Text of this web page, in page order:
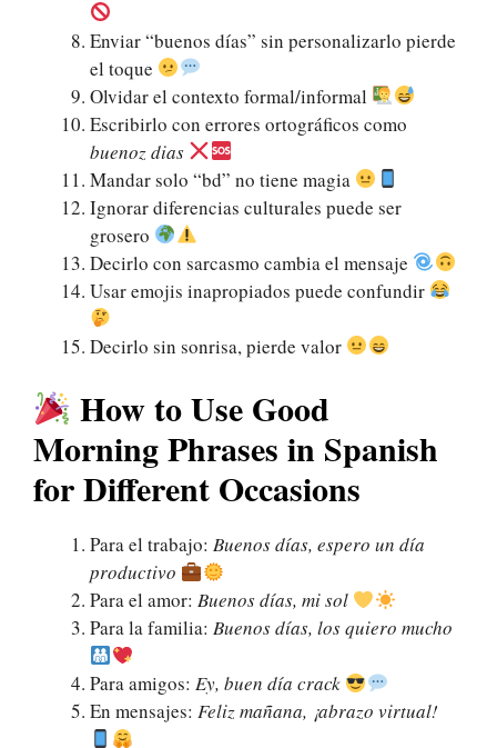
Enviar “buenos días” sin personalizarlo pierde
el toque
Olvidar el contexto formal/informal
Escribirlo con errores ortográficos como
buenoz dias
Mandar solo “bd” no tiene magia
Ignorar diferencias culturales puede ser
grosero
Decirlo con sarcasmo cambia el mensaje
Usar emojis inapropiados puede confundir
Decirlo sin sonrisa, pierde valor
How to Use Good
Morning Phrases in Spanish
for Different Occasions
Para el trabajo: Buenos días, espero un día
productivo
Para el amor: Buenos días, mi sol
Para la familia: Buenos días, los quiero mucho
Para amigos: Ey, buen día crack
En mensajes: Feliz mañana, ¡abrazo virtual!